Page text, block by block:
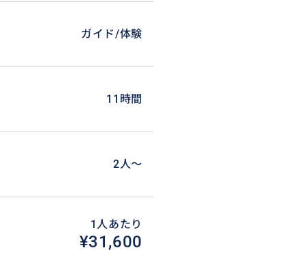
語なので、言葉の心配もあり
ガイド/体験
11時間
2人〜
1人あたり
¥31,600